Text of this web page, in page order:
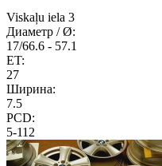
Viskaļu iela 3
Диаметр / Ø:
17/66.6 - 57.1
ET:
27
Ширина:
7.5
PCD:
5-112